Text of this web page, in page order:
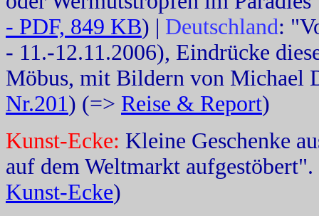
- PDF, 849 KB) | Deutschland:
- 11.-12.11.2006), Eindrücke
Möbus, mit Bildern von Michael
Nr.201) (=> Reise & Report)
Kunst-Ecke: Kleine Geschenke
auf dem Weltmarkt
Kunst-Ecke)